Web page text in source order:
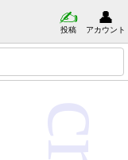
投稿 アカウント